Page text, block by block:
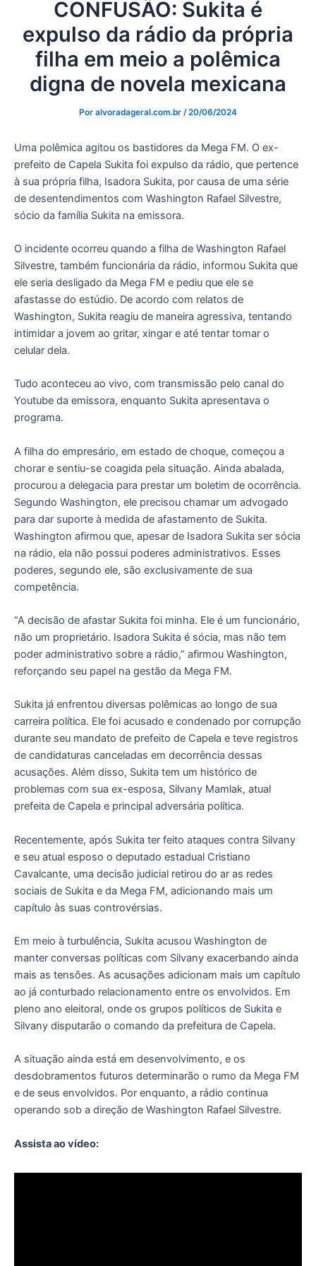
CONFUSÃO: Sukita é
expulso da rádio da própria
filha em meio a polêmica
digna de novela mexicana
Por alvoradageral.com.br /20/06/2024
Uma polêmica agitou os bastidores da Mega FM. O ex-
prefeito de Capela Sukita foi expulso da rádio, que pertence
à sua própria filha, Isadora Sukita, por causa de uma série
de desentendimentos com Washington Rafael Silvestre,
sócio da família Sukita na emissora.
O incidente ocorreu quando a filha de Washington Rafael
Silvestre, também funcionária da rádio, informou Sukita que
ele seria desligado da Mega FM e pediu que ele se
afastasse do estúdio. De acordo com relatos de
Washington, Sukita reagiu de maneira agressiva, tentando
intimidar a jovem ao gritar, xingar e até tentar tomar o
celular dela.
Tudo aconteceu ao vivo, com transmissão pelo canal do
Youtube da emissora, enquanto Sukita apresentava o
programa.
A filha do empresário, em estado de choque, começou a
chorar e sentiu-se coagida pela situação. Ainda abalada,
procurou a delegacia para prestar um boletim de ocorrência.
Segundo Washington, ele precisou chamar um advogado
para dar suporte à medida de afastamento de Sukita.
Washington afirmou que, apesar de Isadora Sukita ser sócia
na rádio, ela não possui poderes administrativos. Esses
poderes, segundo ele, são exclusivamente de sua
competência.
“A decisão de afastar Sukita foi minha. Ele é um funcionário,
não um proprietário. Isadora Sukita é sócia, mas não tem
poder administrativo sobre a rádio,” afirmou Washington,
reforçando seu papel na gestão da Mega FM.
Sukita já enfrentou diversas polêmicas ao longo de sua
carreira política. Ele foi acusado e condenado por corrupção
durante seu mandato de prefeito de Capela e teve registros
de candidaturas canceladas em decorrência dessas
acusações. Além disso, Sukita tem um histórico de
problemas com sua ex-esposa, Silvany Mamlak, atual
prefeita de Capela e principal adversária política.
Recentemente, após Sukita ter feito ataques contra Silvany
e seu atual esposo o deputado estadual Cristiano
Cavalcante, uma decisão judicial retirou do ar as redes
sociais de Sukita e da Mega FM, adicionando mais um
capítulo às suas controvérsias.
Em meio à turbulência, Sukita acusou Washington de
manter conversas políticas com Silvany exacerbando ainda
mais as tensões. As acusações adicionam mais um capítulo
ao já conturbado relacionamento entre os envolvidos. Em
pleno ano eleitoral, onde os grupos políticos de Sukita e
Silvany disputarão o comando da prefeitura de Capela.
A situação ainda está em desenvolvimento, e os
desdobramentos futuros determinarão o rumo da Mega FM
e de seus envolvidos. Por enquanto, a rádio continua
operando sob a direção de Washington Rafael Silvestre.
Assista ao vídeo: